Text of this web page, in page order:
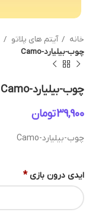
خانه آیتم های پلاتو
چوب-بیلیارد-Camo
چوب-بیلیارد-Camo
تومان
چوب-بیلیارد-Camo
ایدی درون بازی *